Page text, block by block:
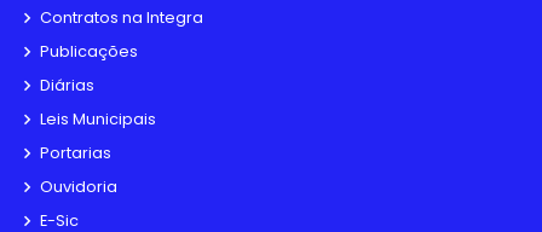
Contratos na Integra
Publicações
Diárias
Leis Municipais
Portarias
Ouvidoria
E-Sic